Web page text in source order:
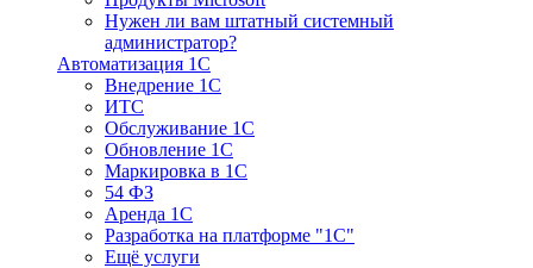
Нужен ли вам штатный системный
администратор?
Автоматизация 1С
Внедрение 1С
ИТС
Обслуживание 1С
Обновление 1С
Маркировка в 1С
54 ФЗ
Аренда 1С
Разработка на платформе "1С"
Ещё услуги